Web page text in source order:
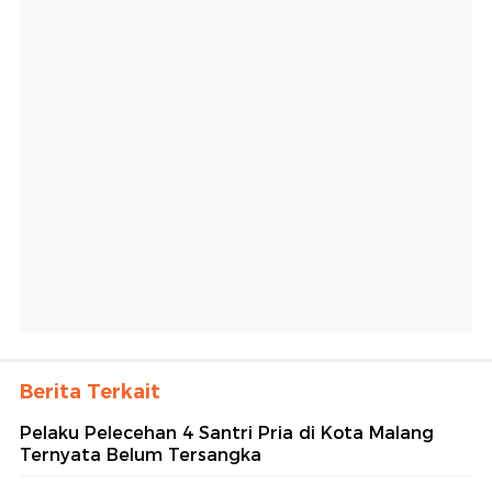
Berita Terkait
Pelaku Pelecehan 4 Santri Pria di Kota Malang
Ternyata Belum Tersangka